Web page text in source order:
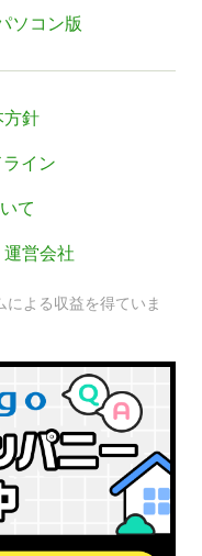
ソコン版
方針
イン
て
運営会社
よる収益を得ていま